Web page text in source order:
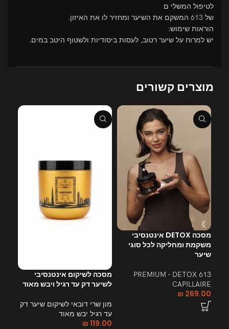
לטיפול המשלי ם
של 613 המשקם את השיער ומחזיר לו את האיזון.
הוראות שימוש:
יש למרוח על שיער רטוב, לעסות ביסודיות ולשטוף היטב במים.
מוצרים קשורים
מסכה DETOX אינטנסיבי
משקמת ומחליקה לכל סוגי
שיער
613 PREMIUM - DETOX
CAPILLAIRE
₪ 269.00
מסכה לשיקום אינטנסיבי
לשיער דק עד רגיל ויבש מאוד
מון שרי דובאי לשיקום שיער דק
עד רגיל יבש מאוד
₪119.00